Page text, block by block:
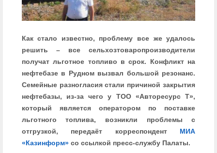
Как стало известно, проблему все же удалось
решить – все сельхозтоваропроизводители
получат льготное топливо в срок. Конфликт на
нефтебазе в Рудном вызвал большой резонанс.
Семейные разногласия стали причиной закрытия
нефтебазы, из-за чего у ТОО «Авторесурс Т»,
который является оператором по поставке
льготного топлива, возникли проблемы с
отгрузкой, передаёт корреспондент МИА
«Казинформ»со ссылкой пресс-службу Палаты.